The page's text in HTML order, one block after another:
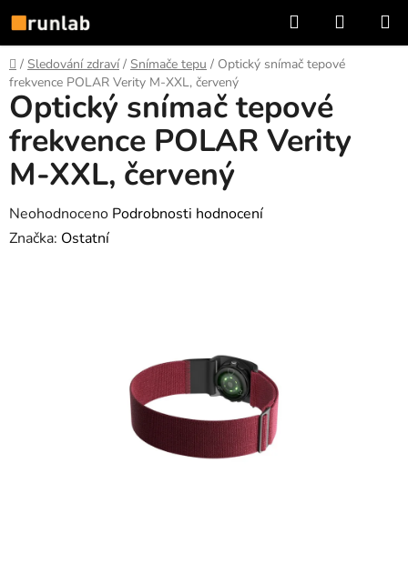
na
obsah
Hledat
KOŠÍK
Domů
/ Sledování zdraví / Snímače tepu / Optický snímač tepové
frekvence POLAR Verity M-XXL, červený
Optický snímač tepové
frekvence POLAR Verity
M-XXL, červený
Průměrné
hodnocení
Neohodnoceno Podrobnosti hodnocení
Značka: Ostatní